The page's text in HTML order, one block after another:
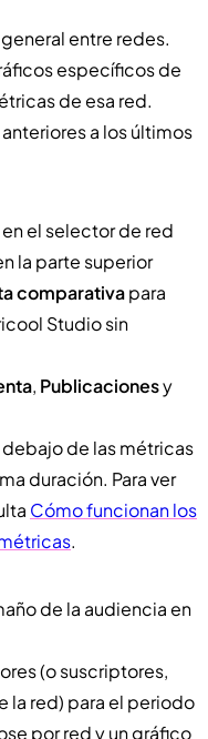
entre redes.
específicos de
de esa red.
a los últimos
en el selector de red
la parte superior
comparativapara
Studio sin
, Publicacionesy
de las métricas
duración. Para ver
Cómo funcionan los
.
de la audiencia en
(o suscriptores,
la red) para el periodo
por red y un gráfico